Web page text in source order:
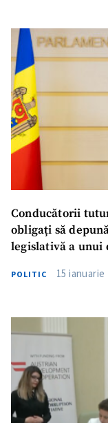
Conducătorii
obligați să
legislativă a unui
POLITIC 15 ianuarie